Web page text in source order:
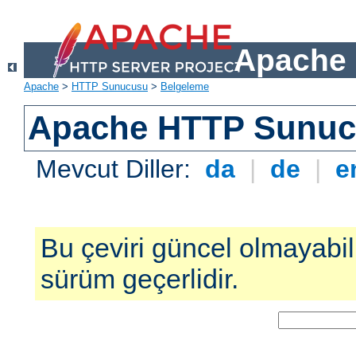
Apache
Apache > HTTP Sunucusu > Belgeleme
Apache HTTP
Mevcut Diller: da | de |
Bu çeviri güncel
sürüm geçerlidir.